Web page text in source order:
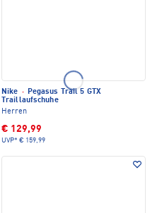
Nike · Pegasus Trail 5 GTX
Traillaufschuhe
Herren
€ 129,99
UVP* € 159,99